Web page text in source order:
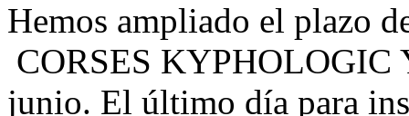
Hemos ampliado el plazo
CORSES
junio. El último día para